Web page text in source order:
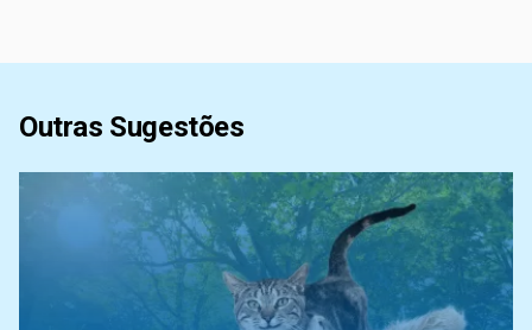
Outras Sugestões